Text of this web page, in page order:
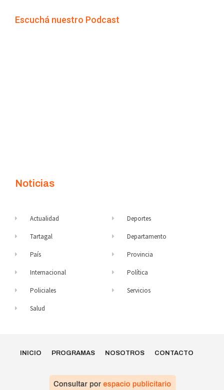
Escuchá nuestro Podcast
Noticias
Actualidad
Tartagal
País
Internacional
Policiales
Salud
Deportes
Departamento
Provincia
Política
Servicios
INICIO PROGRAMAS NOSOTROS CONTACTO